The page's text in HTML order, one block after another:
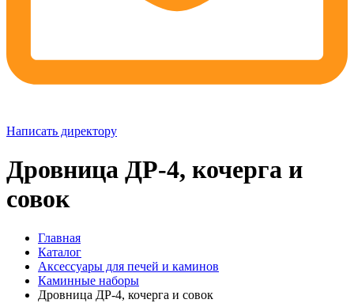
Написать директору
Дровница ДР-4, кочерга и
совок
Главная
Каталог
Аксессуары для печей и каминов
Каминные наборы
Дровница ДР-4, кочерга и совок